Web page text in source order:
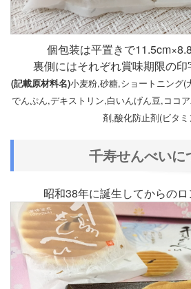
個包装は平置きで
裏側にはそれぞれ賞味期限の
(記載原材料名)小麦粉,砂糖,ショートニング(
でんぷん,デキストリン,白いんげん豆,ココ
剤,酸化防止剤(ビタ
千寿せんべいに
昭和38年に誕生してからの